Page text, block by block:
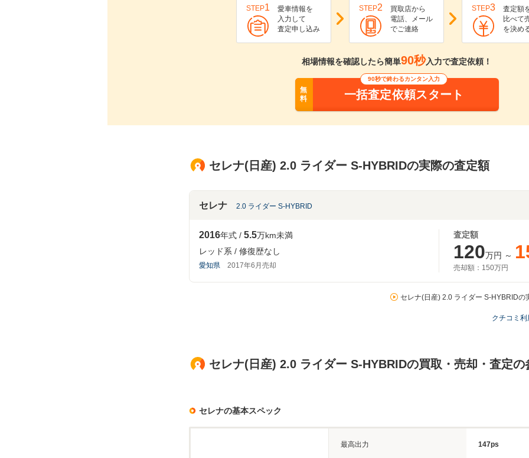
STEP1
愛車情報を
入力して
査定申し込み
STEP2
買取店から
電話、メール
でご連絡
STEP3
査定額
比べて
を決め
相場情報を確認したら簡単90秒入力で査定依頼！
無
料
90秒で終わるカンタン入力
一括査定依頼スタート
セレナ(日産) 2.0 ライダー S-HYBRIDの実際の査定額
セレナ 2.0 ライダー S-HYBRID
2016年式 5.5万km未満
レッド系
修復歴なし
愛知県 2017年6月売却
査定額
120万円 ～
売却額： 150万円
セレナ(日産) 2.0 ライダー S-HYBRIDの
クチコミ
セレナ(日産) 2.0 ライダー S-HYBRIDの買取・売却・査定の
セレナの基本スペック
最高出力 147ps